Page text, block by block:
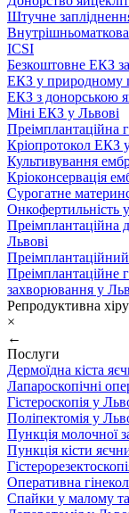
Штучне
Внутрішньоматкова
ICSI
Безкоштовне ЕКЗ
ЕКЗ у природному
ЕКЗ з донорською
Міні ЕКЗ у Львові
Преімплантаційна
Кріопротокол ЕКЗ
Культивування
Кріоконсервація
Сурогатне
Онкофертильність
Преімплантаційна
Львові
Преімплантаційне
захворювання у
Репродуктивна
×
←
Послуги
Дермоїдна кіста
Лапароскопічні
Гістероскопія у
Поліпектомія у
Пункція молочної
Пункція кісти
Оперативна
Спайки у малому